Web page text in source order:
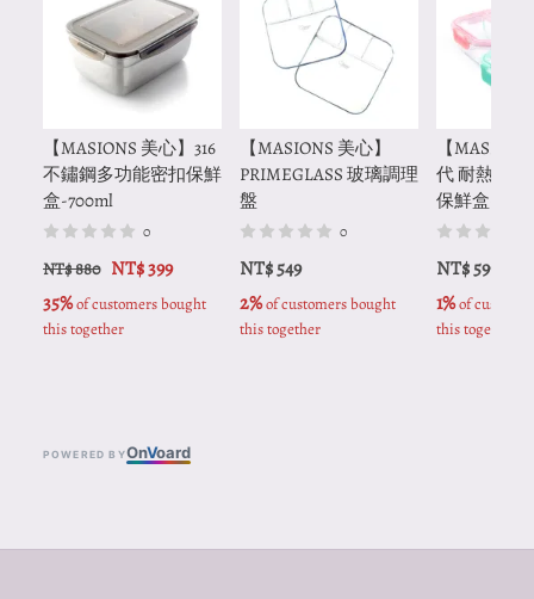
【MASIONS 美心】316
不鏽鋼多功能密扣保鮮
盒-700ml
0
NT$ 880 NT$ 399
35% of customers bought
this together
【MASIONS 美心】
PRIMEGLASS 玻璃調理
盤
0
NT$ 549
2% of customers bought
this together
【
代 耐熱玻
保鮮盒-2格
NT$ 599
1% of
this together
POWERED BYOnVoard